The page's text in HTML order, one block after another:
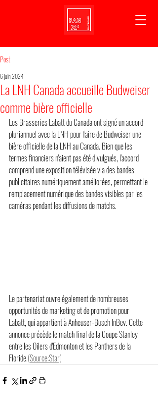
Post
La LNH Canada accueille Budweiser
comme bière officielle
6 juin 2024
Les Brasseries Labatt du Canada ont signé un accord
pluriannuel avec la LNH pour faire de Budweiser une
bière officielle de la LNH au Canada. Bien que les
termes financiers n'aient pas été divulgués, l'accord
comprend une exposition télévisée via des bandes
publicitaires numériquement améliorées, permettant le
remplacement numérique des bandes visibles par les
caméras pendant les diffusions de matchs.
Le partenariat ouvre également de nombreuses
opportunités de marketing et de promotion pour
Labatt, qui appartient à Anheuser-Busch InBev. Cette
annonce précède le match final de la Coupe Stanley
entre les Oilers d'Edmonton et les Panthers de la
Floride.(Source:Star)